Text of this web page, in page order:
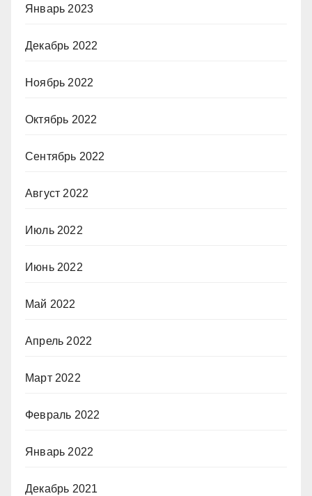
Январь 2023
Декабрь 2022
Ноябрь 2022
Октябрь 2022
Сентябрь 2022
Август 2022
Июль 2022
Июнь 2022
Май 2022
Апрель 2022
Март 2022
Февраль 2022
Январь 2022
Декабрь 2021